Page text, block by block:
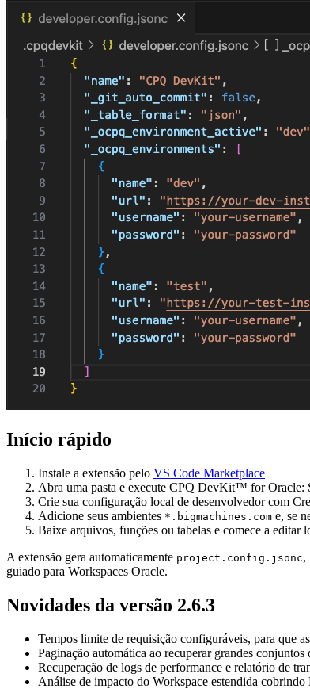
Início rápido
Instale a extensão pelo VS Code Marketplace
Abra uma pasta e execute CPQ DevKit™ for Oracle:
Crie sua configuração local de desenvolvedor com
Adicione seus ambientes *.bigmachines.com e, se
Baixe arquivos, funções ou tabelas e comece a editar
A extensão gera automaticamente project.config.jsonc,
guiado para Workspaces Oracle.
Novidades da versão 2.6.3
Tempos limite de requisição configuráveis, para que
Paginação automática ao recuperar grandes conjuntos
Recuperação de logs de performance e relatório de
Análise de impacto do Workspace estendida